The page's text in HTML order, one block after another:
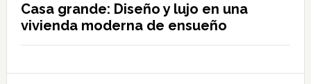
Casa grande: Diseño y lujo en una
vivienda moderna de ensueño